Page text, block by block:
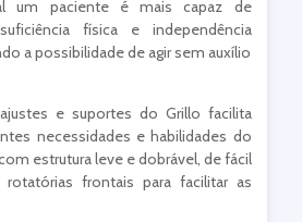
um paciente é mais capaz de
física e independência
a possibilidade de agir sem auxílio
e suportes do Grillo facilita
necessidades e habilidades do
estrutura leve e dobrável, de fácil
frontais para facilitar as